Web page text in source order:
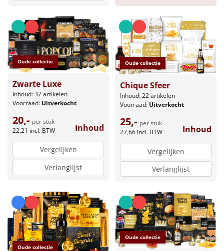
Cadeaubon
Per stuk
Alle overige
Oude collectie
Zwarte Luxe
Inhoud: 37 artikelen
Voorraad: Uitverkocht
20,- per stuk
22,21 incl. BTW Inhoud
Vergelijken
Verlanglijst
Oude collectie
Chique Sfeer
Inhoud: 22 artikelen
Voorraad: Uitverkocht
25,- per stuk
27,66 incl. BTW Inhoud
Vergelijken
Verlanglijst
Oude collectie
Oude collectie